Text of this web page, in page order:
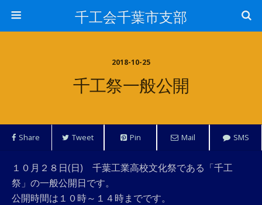
千工会千葉市支部
2018-10-25
千工祭一般公開
Share Tweet Pin Mail SMS
１０月２８日(日) 千葉工業高校文化祭である「千工
祭」の一般公開日です。
公開時間は１０時～１４時までです。